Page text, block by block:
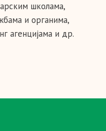
школама,
и органима,
агенцијама и др.